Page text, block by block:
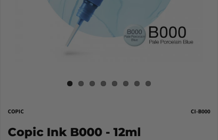
COPIC CI-B000
Copic Ink B000 - 12ml